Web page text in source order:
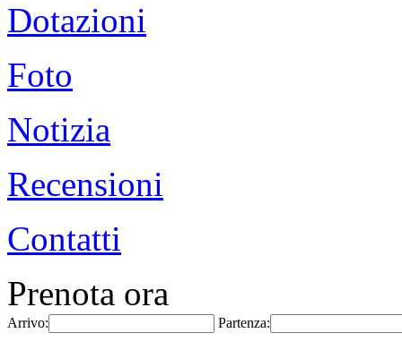
Dotazioni
Foto
Notizia
Recensioni
Contatti
Prenota ora
Arrivo: Partenza: